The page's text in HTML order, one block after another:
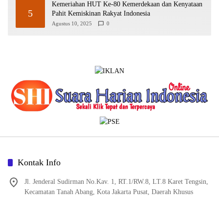
5
Kemeriahan HUT Ke-80 Kemerdekaan dan Kenyataan
Pahit Kemiskinan Rakyat Indonesia
Agustus 10, 2025 0
Kontak Info
Jl. Jenderal Sudirman No.Kav. 1, RT.1/RW.8, LT.8 Karet Tengsin,
Kecamatan Tanah Abang, Kota Jakarta Pusat, Daerah Khusus